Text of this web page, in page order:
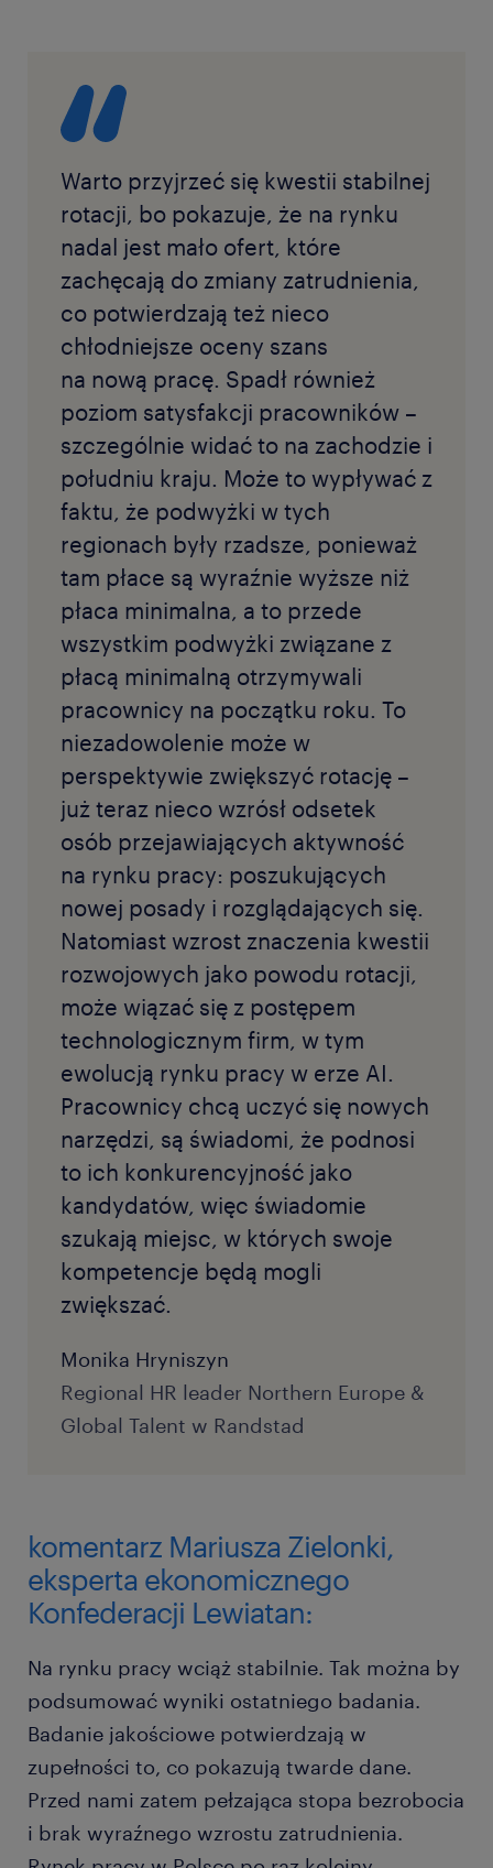
Warto przyjrzeć się kwestii stabilnej
rotacji, bo pokazuje, że na rynku
nadal jest mało ofert, które
zachęcają do zmiany zatrudnienia,
co potwierdzają też nieco
chłodniejsze oceny szans
na nową pracę. Spadł również
poziom satysfakcji pracowników –
szczególnie widać to na zachodzie i
południu kraju. Może to wypływać z
faktu, że podwyżki w tych
regionach były rzadsze, ponieważ
tam płace są wyraźnie wyższe niż
płaca minimalna, a to przede
wszystkim podwyżki związane z
płacą minimalną otrzymywali
pracownicy na początku roku. To
niezadowolenie może w
perspektywie zwiększyć rotację –
już teraz nieco wzrósł odsetek
osób przejawiających aktywność
na rynku pracy: poszukujących
nowej posady i rozglądających się.
Natomiast wzrost znaczenia kwestii
rozwojowych jako powodu rotacji,
może wiązać się z postępem
technologicznym firm, w tym
ewolucją rynku pracy w erze AI.
Pracownicy chcą uczyć się nowych
narzędzi, są świadomi, że podnosi
to ich konkurencyjność jako
kandydatów, więc świadomie
szukają miejsc, w których swoje
kompetencje będą mogli
zwiększać.
Monika Hryniszyn
Regional HR leader Northern Europe &
Global Talent w Randstad
komentarz Mariusza Zielonki,
eksperta ekonomicznego
Konfederacji Lewiatan:
Na rynku pracy wciąż stabilnie. Tak można by
podsumować wyniki ostatniego badania.
Badanie jakościowe potwierdzają w
zupełności to, co pokazują twarde dane.
Przed nami zatem pełzająca stopa bezrobocia
i brak wyraźnego wzrostu zatrudnienia.